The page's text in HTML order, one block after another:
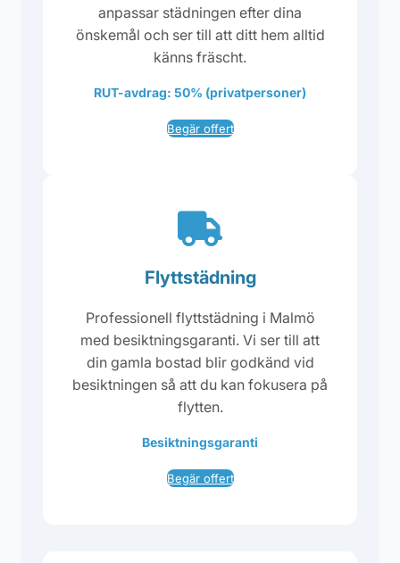
anpassar städningen efter dina
önskemål och ser till att ditt hem alltid
känns fräscht.
RUT-avdrag: 50% (privatpersoner)
Begär offert
Flyttstädning
Professionell flyttstädning i Malmö
med besiktningsgaranti. Vi ser till att
din gamla bostad blir godkänd vid
besiktningen så att du kan fokusera på
flytten.
Besiktningsgaranti
Begär offert